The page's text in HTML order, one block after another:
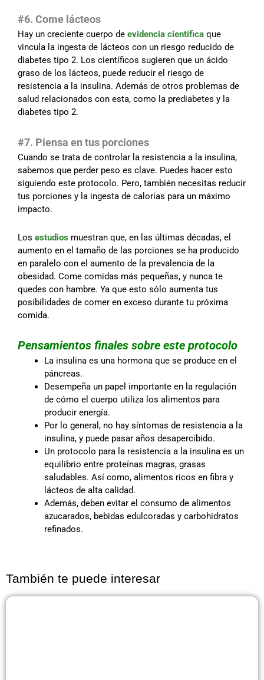
#6. Come lácteos
Hay un creciente cuerpo de evidencia científica que
vincula la ingesta de lácteos con un riesgo reducido de
diabetes tipo 2. Los científicos sugieren que un ácido
graso de los lácteos, puede reducir el riesgo de
resistencia a la insulina. Además de otros problemas de
salud relacionados con esta, como la prediabetes y la
diabetes tipo 2.
#7. Piensa en tus porciones
Cuando se trata de controlar la resistencia a la insulina,
sabemos que perder peso es clave. Puedes hacer esto
siguiendo este protocolo. Pero, también necesitas reducir
tus porciones y la ingesta de calorías para un máximo
impacto.
Los estudios muestran que, en las últimas décadas, el
aumento en el tamaño de las porciones se ha producido
en paralelo con el aumento de la prevalencia de la
obesidad. Come comidas más pequeñas, y nunca te
quedes con hambre. Ya que esto sólo aumenta tus
posibilidades de comer en exceso durante tu próxima
comida.
Pensamientos finales sobre este protocolo
La insulina es una hormona que se produce en el
páncreas.
Desempeña un papel importante en la regulación
de cómo el cuerpo utiliza los alimentos para
producir energía.
Por lo general, no hay síntomas de resistencia a la
insulina, y puede pasar años desapercibido.
Un protocolo para la resistencia a la insulina es un
equilibrio entre proteínas magras, grasas
saludables. Así como, alimentos ricos en fibra y
lácteos de alta calidad.
Además, deben evitar el consumo de alimentos
azucarados, bebidas edulcoradas y carbohidratos
refinados.
También te puede interesar